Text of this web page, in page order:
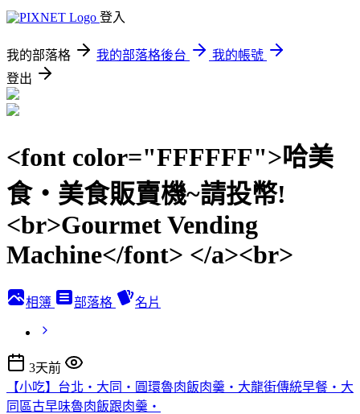
登入
我的部落格 我的部落格後台
我的帳號
登出
<font color="FFFFFF">哈美
食‧美食販賣機~請投幣!
<br>Gourmet Vending
Machine</font> </a><br>
相簿 部落格 名片
3天前
【小吃】台北‧大同‧圓環魯肉飯肉羹‧大龍街傳統早餐‧大
同區古早味魯肉飯跟肉羹‧